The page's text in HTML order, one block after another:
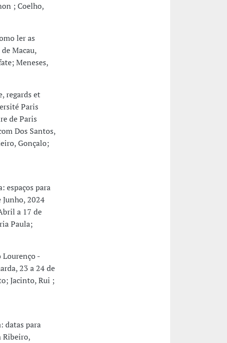
; Coelho,
ler as
Macau,
Meneses,
regards et
Paris
de Paris
Dos Santos,
Gonçalo;
espaços para
2024
a 17 de
Paula;
Lourenço -
23 a 24 de
Jacinto, Rui ;
datas para
Ribeiro,